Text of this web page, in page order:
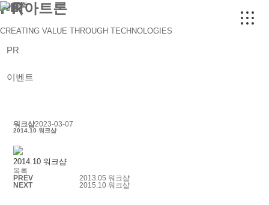
PR
CREATING VALUE THROUGH TECHNOLOGIES
PR
이벤트
워크샵2023-03-07
2014.10 워크샵
2014.10 워크샵
목록
PREV
2013.05 워크샵
NEXT
2015.10 워크샵
주소
전화
팩스